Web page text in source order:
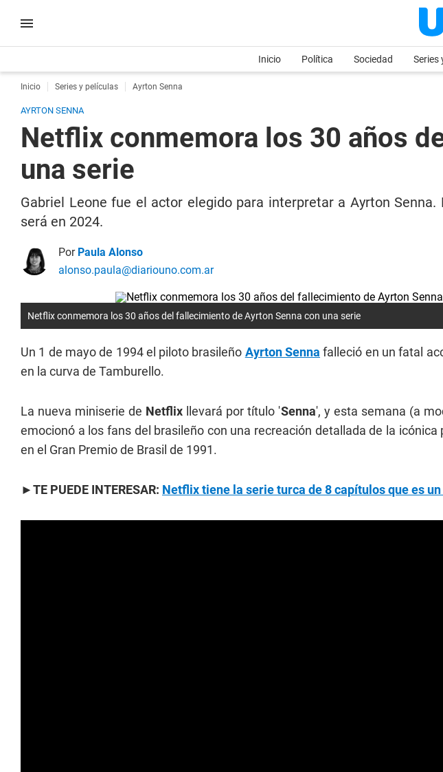
Inicio Política Sociedad Series
Inicio Series y películas Ayrton Senna
AYRTON SENNA
Netflix conmemora los 30 años
una serie
Gabriel Leone fue el actor elegido para interpretar a Ayrton
será en 2024.
Por Paula Alonso
alonso.paula@diariouno.com.ar
Netflix conmemora los 30 años del fallecimiento de Ayrton Senna con una serie
Un 1 de mayo de 1994 el piloto brasileño Ayrton Senna falleció en un fatal
en la curva de Tamburello.
La nueva miniserie de Netflix llevará por título 'Senna', y esta semana (a
emocionó a los fans del brasileño con una recreación detallada de la
en el Gran Premio de Brasil de 1991.
►TE PUEDE INTERESAR: Netflix tiene la serie turca de 8 capítulos que es